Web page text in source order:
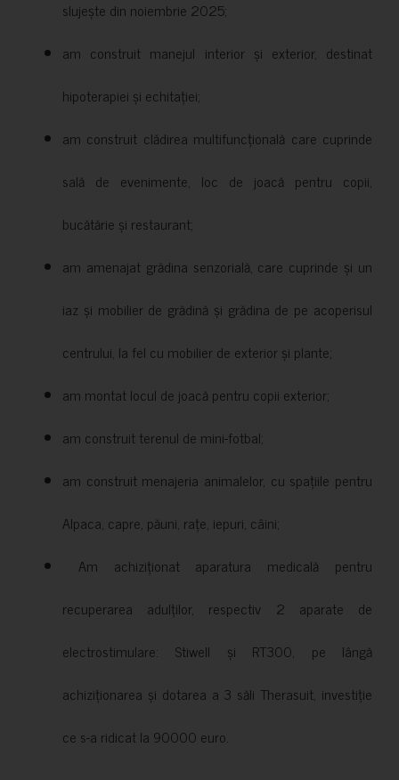
slujește din noiembrie 2025;
am construit manejul interior și exterior, destinat
hipoterapiei și echitației;
am construit clădirea multifuncțională care cuprinde
sală de evenimente, loc de joacă pentru copii,
bucătărie și restaurant;
am amenajat grădina senzorială, care cuprinde și un
iaz și mobilier de grădină și grădina de pe acoperisul
centrului, la fel cu mobilier de exterior și plante;
am montat locul de joacă pentru copii exterior;
am construit terenul de mini-fotbal;
am construit menajeria animalelor, cu spațiile pentru
Alpaca, capre, păuni, rațe, iepuri, câini;
Am achiziționat aparatura medicală pentru
recuperarea adulților, respectiv 2 aparate de
electrostimulare: Stiwell și RT300, pe lângă
achiziționarea și dotarea a 3 săli Therasuit, investiție
ce s-a ridicat la 90000 euro.